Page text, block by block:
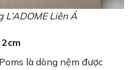
Liên Á
là dòng nệm được